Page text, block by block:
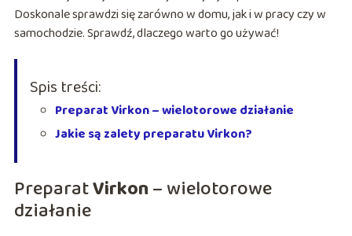
Doskonale sprawdzi się zarówno w domu, jak i w pracy czy w
samochodzie. Sprawdź, dlaczego warto go używać!
Spis treści:
Preparat Virkon – wielotorowe działanie
Jakie są zalety preparatu Virkon?
PreparatVirkon– wielotorowe
działanie